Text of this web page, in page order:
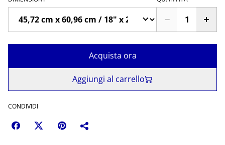
Acquista ora
Aggiungi al carrello
CONDIVIDI